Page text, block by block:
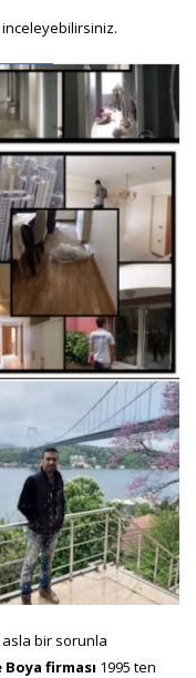
asla bir sorunla
Boya firması 1995 ten